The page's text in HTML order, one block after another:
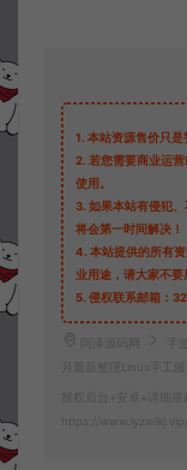
1. 本站资源售价只是
2. 若您需要商业运
使用。
3. 如果本站有侵犯、
将会第一时间解决！
4. 本站提供的所有
业用途，请大家不要
5. 侵权联系邮箱：
阿泽源码网 手
月最新整理Linux手工
授权后台+安卓+详细
https://